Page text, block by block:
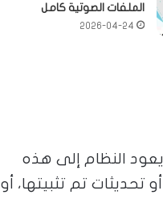
الملفات الصوتية كامل
2026-04-24
يعود النظام إلى هذه
تم تثبيتها، أو